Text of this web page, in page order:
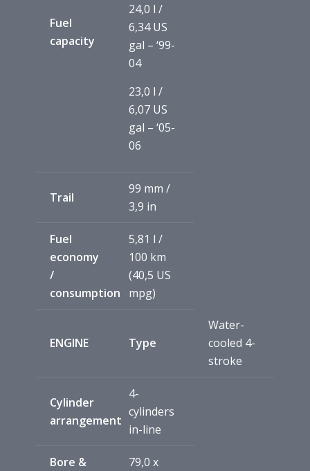
Fuel
capacity
24,0 l /
6,34 US
gal – ‘99-
04
23,0 l /
6,07 US
gal – ‘05-
06
Trail
99 mm /
3,9 in
Fuel
economy
/
consumption
5,81 l /
100 km
(40,5 US
mpg)
ENGINE Type
Water-
cooled 4-
stroke
Cylinder
arrangement
4-
cylinders
in-line
Bore &
79,0 x